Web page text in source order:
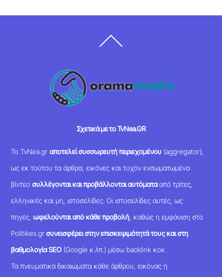
To
Σχετικά με το TvNea.GR
Το TvNea.grαποτελεί συσσωρευτή περιεχομένου (aggregator),
ως εκ τούτου τα άρθρα, εικόνες και τυχόν ενσωματωμένα
βίντεοσυλλέγονται και προβάλλονται αυτόματααπό τρίτες,
ελληνικές και μη, ιστοσελίδες. Οι ιστοσελίδες αυτές, ως
πηγές,ωφελούνται από κάθε προβολή , καθώς η εμφάνιση στο
Politikes.grσυνεισφέρει στην επισκεψιμότητά τους και στη
βαθμολογία SEO (Google κ.λπ.) μέσω backlink κοκ.
Τα πνευματικά δικαιώματα κάθε άρθρου, εικόνας ή